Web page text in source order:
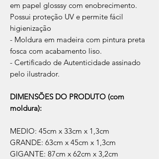
em papel glosssy com enobrecimento.
Possui proteção UV e permite fácil
higienização
- Moldura em madeira com pintura preta
fosca com acabamento liso.
- Certificado de Autenticidade assinado
pelo ilustrador.
DIMENSÕES DO PRODUTO (com
moldura):
MEDIO: 45cm x 33cm x 1,3cm
GRANDE: 63cm x 45cm x 1,3cm
GIGANTE: 87cm x 62cm x 3,2cm